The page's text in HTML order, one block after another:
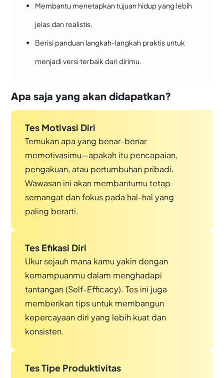
Membantu menetapkan tujuan hidup yang lebih
jelas dan realistis.
Berisi panduan langkah-langkah praktis untuk
menjadi versi terbaik dari dirimu.
Apa saja yang akan didapatkan?
Tes Motivasi Diri
Temukan apa yang benar-benar
memotivasimu—apakah itu pencapaian,
pengakuan, atau pertumbuhan pribadi.
Wawasan ini akan membantumu tetap
semangat dan fokus pada hal-hal yang
paling berarti.
Tes Efikasi Diri
Ukur sejauh mana kamu yakin dengan
kemampuanmu dalam menghadapi
tantangan (Self-Efficacy). Tes ini juga
memberikan tips untuk membangun
kepercayaan diri yang lebih kuat dan
konsisten.
Tes Tipe Produktivitas